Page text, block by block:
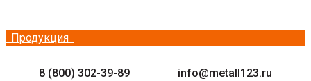
Продукция
8 (800) 302-39-89 info@metall123.ru